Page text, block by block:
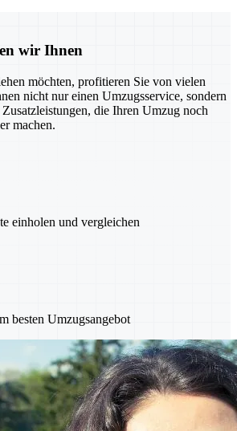
wir Ihnen
möchten, profitieren Sie von vielen
nicht nur einen Umzugsservice, sondern
die Ihren Umzug noch
machen.
einholen und vergleichen
besten Umzugsangebot